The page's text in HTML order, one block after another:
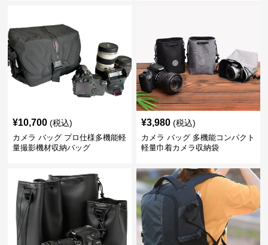
¥10,700 (税込)
カメラ バッグ プロ仕様多機能軽
量撮影機材収納バッグ
¥3,980 (税込)
カメラ バッグ 多機能コンパクト
軽量巾着カメラ収納袋